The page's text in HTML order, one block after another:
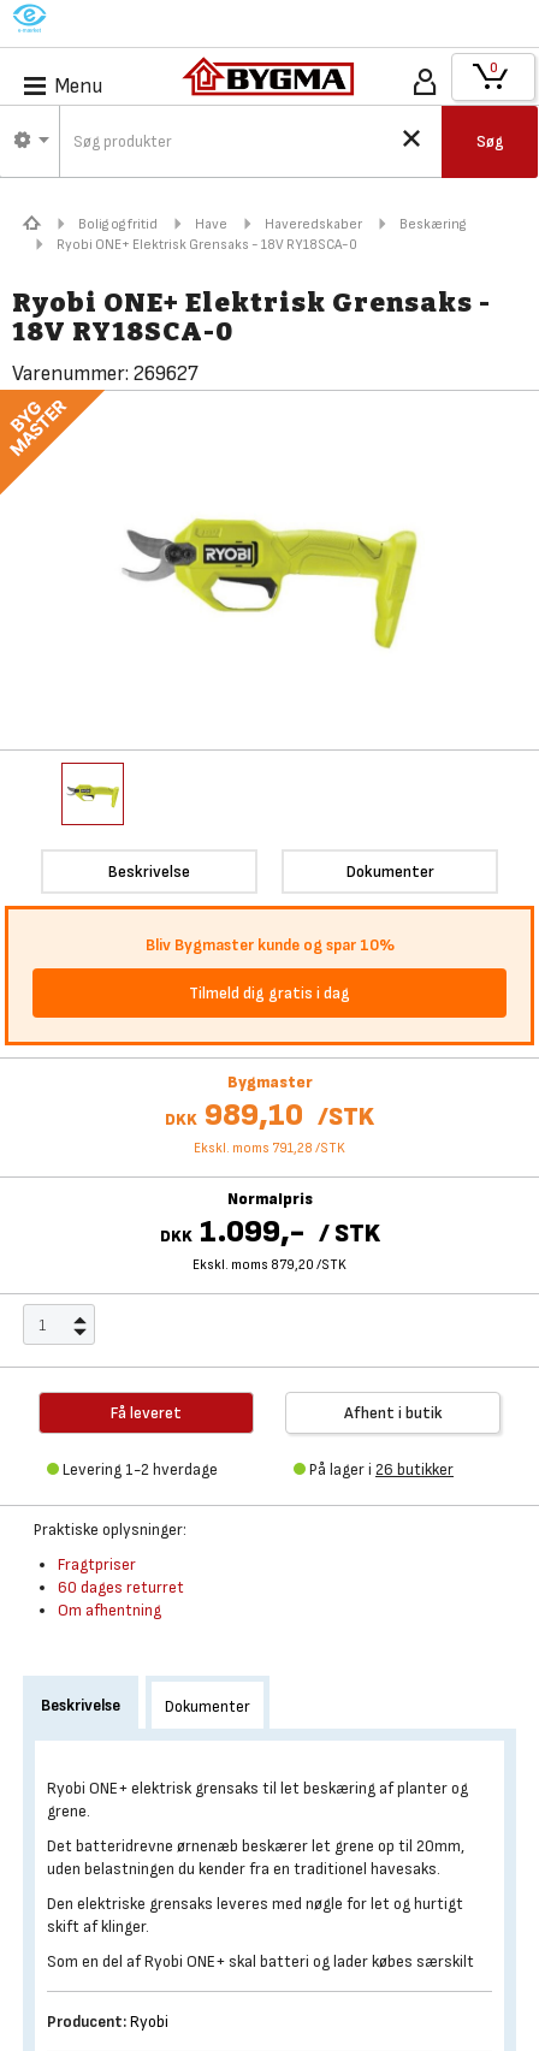
M
Menu
Søg
0
Bolig og fritid Have Haveredskaber
Beskæring
Ryobi ONE+ Elektrisk Grensaks - 18V RY18SCA-0
Ryobi ONE+ Elektrisk Grensaks -
18V RY18SCA-0
Varenummer: 269627
Beskrivelse Dokumenter
Bliv Bygmaster kunde og spar 10%
Tilmeld dig gratis i dag
Bygmaster
DKK 989,10 /STK
Ekskl. moms 791,28 /STK
Normalpris
DKK 1.099,- / STK
Ekskl. moms 879,20 /STK
Få leveret
Levering 1-2 hverdage
Afhent i butik
På lager i 26 butikker
Praktiske oplysninger:
Fragtpriser
60 dages returret
Om afhentning
Beskrivelse Dokumenter
Ryobi ONE+ elektrisk grensaks til let beskæring af planter og
grene.
Det batteridrevne ørnenæb beskærer let grene op til 20mm,
uden belastningen du kender fra en traditionel havesaks.
Den elektriske grensaks leveres med nøgle for let og hurtigt
skift af klinger.
Som en del af Ryobi ONE+ skal batteri og lader købes særskilt
Producent:Ryobi